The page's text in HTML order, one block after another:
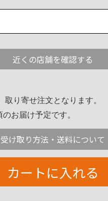
近くの店舗を確認する
取り寄せ注文となります。
お届け予定です。
受け取り方法・送料について
カートに入れる